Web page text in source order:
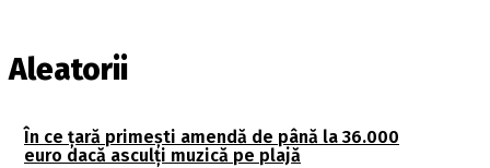
Aleatorii
În ce țară primești amendă de până la 36.000
euro dacă asculți muzică pe plajă